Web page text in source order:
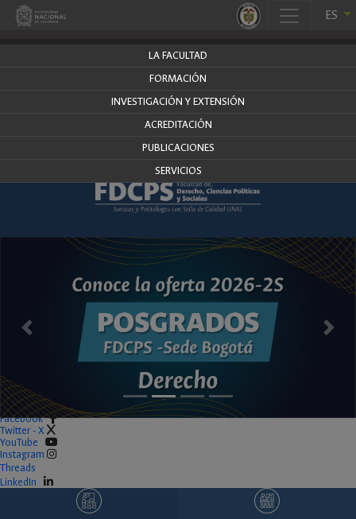
ES
LA FACULTAD
FORMACIÓN
INVESTIGACIÓN Y EXTENSIÓN
ACREDITACIÓN
PUBLICACIONES
SERVICIOS
Anterior
Facebook
Twitter - X
YouTube
Instagram
Threads
LinkedIn